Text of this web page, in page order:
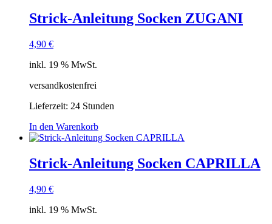
Strick-Anleitung Socken ZUGANI
4,90 €
inkl. 19 % MwSt.
versandkostenfrei
Lieferzeit: 24 Stunden
In den Warenkorb
Strick-Anleitung Socken CAPRILLA
4,90 €
inkl. 19 % MwSt.